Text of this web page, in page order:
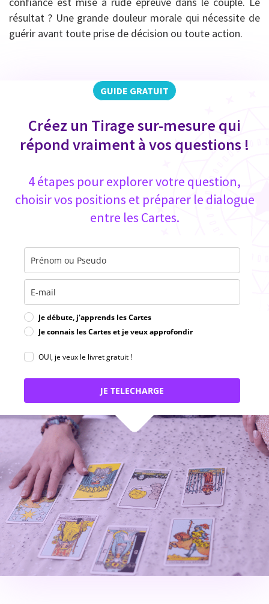
résultat ? Une grande douleur morale qui nécessite de
guérir avant toute prise de décision ou toute action.
GUIDE GRATUIT
Créez un Tirage sur-mesure qui
répond vraiment à vos questions !
4 étapes pour explorer votre question,
choisir vos positions et préparer le dialogue
entre les Cartes.
Je débute, j'apprends les Cartes
Je connais les Cartes et je veux approfondir
OUI, je veux le livret gratuit !
JE TELECHARGE